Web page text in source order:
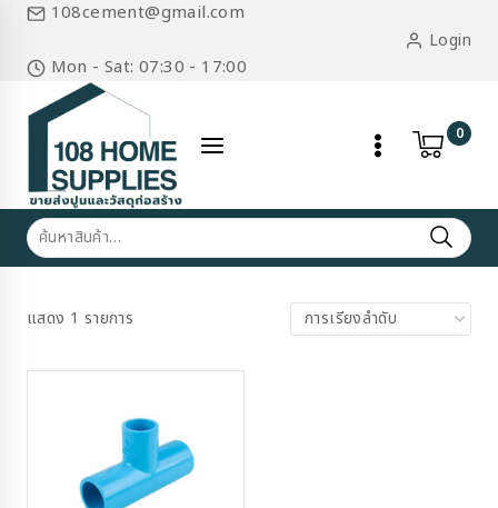
Skip
content
108cement@gmail.com
Mon - Sat: 07:30 - 17:00
Login
0
ค้นหา:
แสดง 1 รายการ